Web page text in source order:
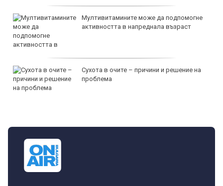
Мултивитамините може да подпомогне
активността в напреднала възраст
Сухота в очите – причини и решение на
проблема